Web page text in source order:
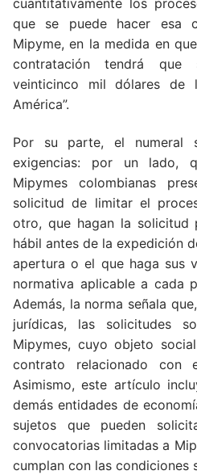
que se puede hacer esa
Mipyme, en la medida en
contratación tendrá
veinticinco mil dólares de
América”.
Por su parte, el numeral
exigencias: por un lado,
Mipymes colombianas
solicitud de limitar el
otro, que hagan la solicitud
hábil antes de la expedición
apertura o el que haga sus
normativa aplicable a cada
Además, la norma señala
jurídicas, las solicitudes
Mipymes, cuyo objeto
contrato relacionado con
Asimismo, este artículo
demás entidades de
sujetos que pueden
convocatorias limitadas a
cumplan con las condiciones